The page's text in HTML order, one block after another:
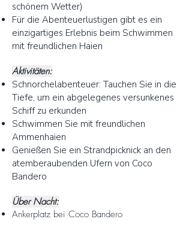
schönem Wetter)
Für die Abenteuerlustigen gibt es ein
einzigartiges Erlebnis beim Schwimmen
mit freundlichen Haien
Aktivitäten:
Schnorchelabenteuer: Tauchen Sie in die
Tiefe, um ein abgelegenes versunkenes
Schiff zu erkunden
Schwimmen Sie mit freundlichen
Ammenhaien
Genießen Sie ein Strandpicknick an den
atemberaubenden Ufern von Coco
Bandero
Über Nacht:
Ankerplatz bei Coco Bandero